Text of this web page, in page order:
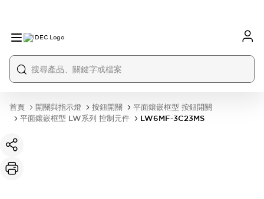
首頁 開關與指示燈 按鈕開關
平面鑲嵌框型 按鈕開關
平面鑲嵌框型 LW系列 控制元件
LW6MF-3C23MS